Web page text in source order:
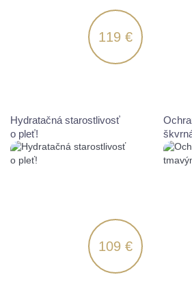
119 €
Hydratačná starostlivosť
o pleť!
109 €